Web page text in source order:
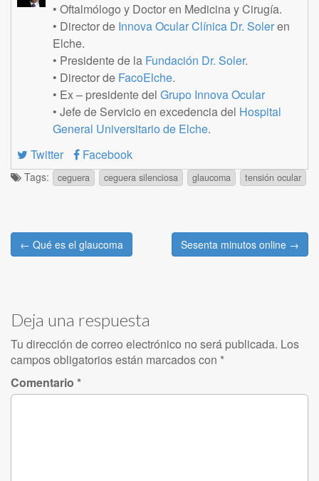
• Oftalmólogo y Doctor en Medicina y Cirugía.
• Director de Innova Ocular Clínica Dr. Soleren
Elche.
• Presidente de la Fundación Dr. Soler.
• Director de FacoElche.
• Ex – presidente delGrupo Innova Ocular
• Jefe de Servicio en excedencia del Hospital
General Universitario de Elche.
Twitter
Facebook
Tags: ceguera ceguera silenciosa glaucoma tensión ocular
Post
navigation
← Qué es el glaucoma Sesenta minutos online →
Deja una respuesta
Tu dirección de correo electrónico no será publicada. Los
campos obligatorios están marcados con *
Comentario *